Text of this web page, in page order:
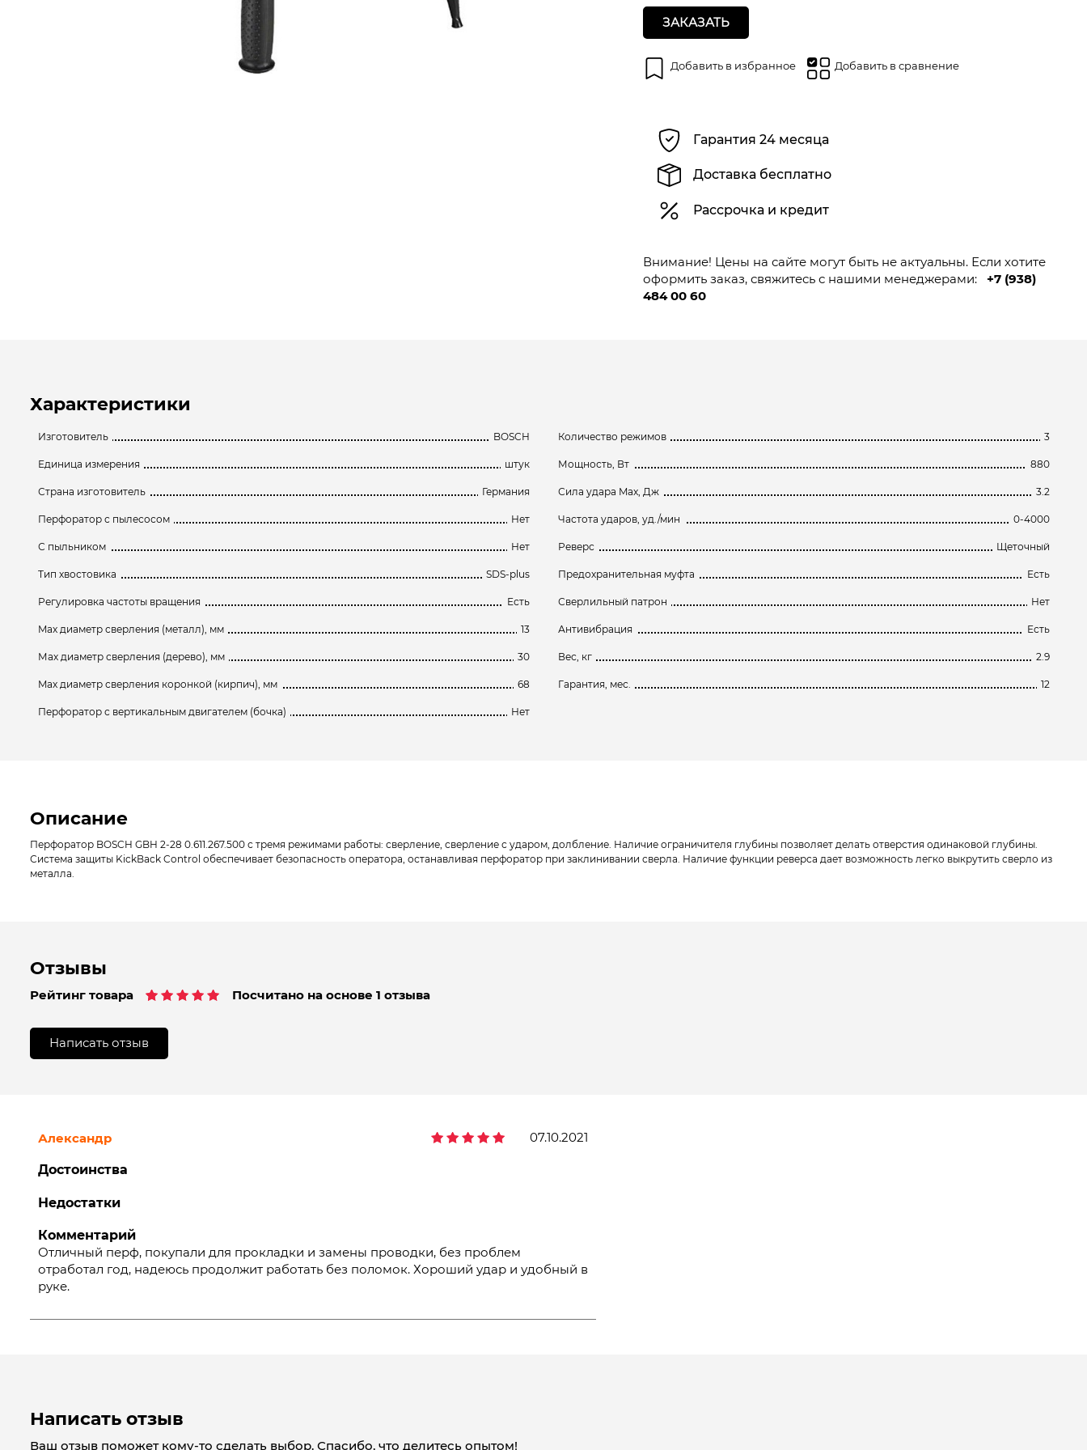
ЗАКАЗАТЬ
Добавить в избранное Добавить в сравнение
Гарантия 24 месяца
Доставка бесплатно
Рассрочка и кредит
Внимание! Цены на сайте могут быть не актуальны. Если хотите
оформить заказ, свяжитесь с нашими менеджерами:
+7 (938)
484 00 60
Характеристики
Изготовитель BOSCH
Единица измерения штук
Страна изготовитель Германия
Перфоратор с пылесосом Нет
С пыльником Нет
Тип хвостовика SDS-plus
Регулировка частоты вращения Есть
Max диаметр сверления (металл), мм 13
Мах диаметр сверления (дерево), мм 30
Max диаметр сверления коронкой (кирпич), мм 68
Перфоратор с вертикальным двигателем (бочка) Нет
Количество режимов 3
Мощность, Вт 880
Сила удара Max, Дж 3.2
Частота ударов, уд./мин 0-4000
Реверс Щеточный
Предохранительная муфта Есть
Сверлильный патрон Нет
Антивибрация Есть
Вес, кг 2.9
Гарантия, мес. 12
Описание
Перфоратор BOSCH GBH 2-28 0.611.267.500 с тремя режимами работы: сверление, сверление с ударом, долбление. Наличие ограничителя глубины позволяет делать отверстия одинаковой глубины.
Система защиты KickBack Control обеспечивает безопасность оператора, останавливая перфоратор при заклинивании сверла. Наличие функции реверса дает возможность легко выкрутить сверло из
металла.
Отзывы
Рейтинг товара
основе
опроса
пользователя
Посчитано на основе 1 отзыва
Написать отзыв
07.10.2021
Александр
Достоинства
Недостатки
Комментарий
Отличный перф, покупали для прокладки и замены проводки, без проблем
отработал год, надеюсь продолжит работать без поломок. Хороший удар и удобный в
руке.
Написать отзыв
Ваш отзыв поможет кому-то сделать выбор. Спасибо, что делитесь опытом!